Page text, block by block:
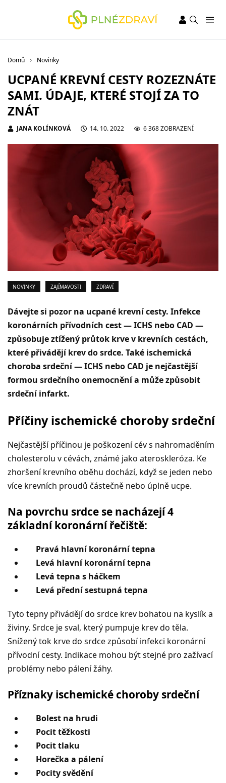
Domů Novinky
UCPANÉ KREVNÍ CESTY ROZEZNÁTE
SAMI. ÚDAJE, KTERÉ STOJÍ ZA TO
ZNÁT
JANA KOLÍNKOVÁ 14. 10. 2022 6 368 ZOBRAZENÍ
NOVINKY ZAJÍMAVOSTI ZDRAVÍ
Dávejte si pozor na ucpané krevní cesty. Infekce
koronárních přívodních cest — ICHS nebo CAD —
způsobuje ztížený průtok krve v krevních cestách,
které přivádějí krev do srdce. Také ischemická
choroba srdeční — ICHS nebo CAD je nejčastější
formou srdečního onemocnění a může způsobit
srdeční infarkt.
Příčiny ischemické choroby srdeční
Nejčastější příčinou je poškození cév s nahromaděním
cholesterolu v cévách, známé jako ateroskleróza. Ke
zhoršení krevního oběhu dochází, když se jeden nebo
více krevních proudů částečně nebo úplně ucpe.
Na povrchu srdce se nacházejí 4
základní koronární řečiště:
Pravá hlavní koronární tepna
Levá hlavní koronární tepna
Levá tepna s háčkem
Levá přední sestupná tepna
Tyto tepny přivádějí do srdce krev bohatou na kyslík a
živiny. Srdce je sval, který pumpuje krev do těla.
Snížený tok krve do srdce způsobí infekci koronární
přívodní cesty. Indikace mohou být stejné pro zažívací
problémy nebo pálení žáhy.
Příznaky ischemické choroby srdeční
Bolest na hrudi
Pocit těžkosti
Pocit tlaku
Horečka a pálení
Pocity svědění